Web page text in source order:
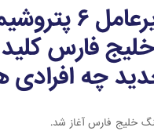
تغییر مدیرعامل ۶
فارس
چه افرادی
خلیج فارس آغاز شد.